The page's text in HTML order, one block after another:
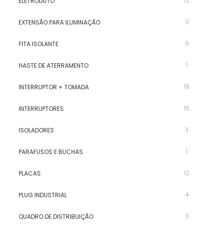
EXTENSÃO PARA ILUMINAÇÃO 0
FITA ISOLANTE 6
HASTE DE ATERRAMENTO 1
INTERRUPTOR + TOMADA 19
INTERRUPTORES 15
ISOLADORES 3
PARAFUSOS E BUCHAS 1
PLACAS 12
PLUG INDUSTRIAL 4
QUADRO DE DISTRIBUIÇÃO 0